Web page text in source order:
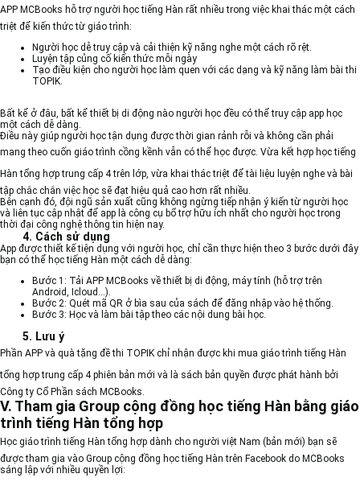
APP MCBooks hỗ trợ người học tiếng Hàn rất nhiều trong việc khai thác một cách
triệt để kiến thức từ giáo trình:
Người học dễ truy cập và cải thiện kỹ năng nghe một cách rõ rệt.
Luyện tập củng cố kiến thức mỗi ngày
Tạo điều kiện cho người học làm quen với các dạng và kỹ năng làm bài thi
TOPIK.
Bất kể ở đâu, bất kể thiết bị di động nào người học đều có thể truy cập app học
một cách dễ dàng.
Điều này giúp người học tận dụng được thời gian rảnh rỗi và không cần phải
mang theo cuốn giáo trình cồng kềnh vẫn có thể học được. Vừa kết hợp học tiếng
Hàn tổng hợp trung cấp 4trên lớp, vừa khai thác triệt để tài liệu luyện nghe và bài
tập chắc chắn việc học sẽ đạt hiệu quả cao hơn rất nhiều.
Bên cạnh đó, đội ngũ sản xuất cũng không ngừng tiếp nhận ý kiến từ người học
và liên tục cập nhật để app là công cụ bổ trợ hữu ích nhất cho người học trong
thời đại công nghệ thông tin hiện nay.
4. Cách sử dụng
App được thiết kế tiện dụng với người học, chỉ cần thực hiện theo 3 bước dưới đây
bạn có thể học tiếng Hàn một cách dễ dàng:
Bước 1: Tải APP MCBooks về thiết bị di động, máy tính (hỗ trợ trên
Android, Icloud…).
Bước 2: Quét mã QR ở bìa sau của sách để đăng nhập vào hệ thống.
Bước 3: Học và làm bài tập theo các nội dung bài học.
5. Lưu ý
Phần APP và quà tặng đề thi TOPIK chỉ nhận được khi mua giáo trình tiếng Hàn
tổng hợp trung cấp 4phiên bản mới và là sách bản quyền được phát hành bởi
Công ty Cổ Phần sách MCBooks.
V. Tham gia Group cộng đồng học tiếng Hàn bằng giáo
trình tiếng Hàn tổng hợp
Học giáo trình tiếng Hàn tổng hợp dành cho người việt Nam (bản mới) bạn sẽ
được tham gia vào Group cộng đồng học tiếng Hàn trên Facebook do MCBooks
sáng lập với nhiều quyền lợi: